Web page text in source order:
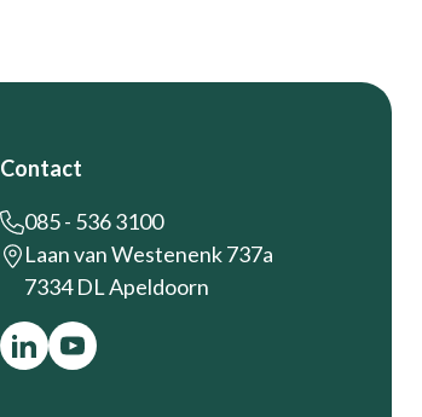
Contact
085 - 536 3100
Laan van Westenenk 737a
7334 DL Apeldoorn